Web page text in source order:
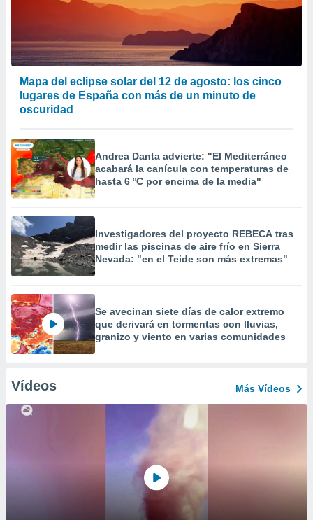
Mapa del eclipse solar del 12 de agosto: los cinco
lugares de España con más de un minuto de
oscuridad
Andrea Danta advierte: "El Mediterráneo
acabará la canícula con temperaturas de
hasta 6 ºC por encima de la media"
Investigadores del proyecto REBECA tras
medir las piscinas de aire frío en Sierra
Nevada: "en el Teide son más extremas"
Se avecinan siete días de calor extremo
que derivará en tormentas con lluvias,
granizo y viento en varias comunidades
Vídeos Más Vídeos